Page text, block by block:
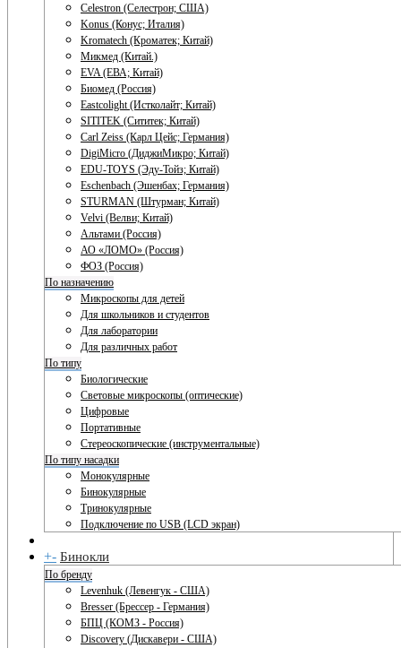
Celestron (Селестрон; США)
Konus (Конус; Италия)
Kromatech (Кроматек; Китай)
Микмед (Китай.)
EVA (ЕВА; Китай)
Биомед (Россия)
Eastcolight (Истколайт; Китай)
SITITEK (Сититек; Китай)
Carl Zeiss (Карл Цейс; Германия)
DigiMicro (ДиджиМикро; Китай)
EDU-TOYS (Эду-Тойз; Китай)
Eschenbach (Эшенбах; Германия)
STURMAN (Штурман; Китай)
Velvi (Велви; Китай)
Альтами (Россия)
АО «ЛОМО» (Россия)
ФОЗ (Россия)
По назначению
Микроскопы для детей
Для школьников и студентов
Для лаборатории
Для различных работ
По типу
Биологические
Световые микроскопы (оптические)
Цифровые
Портативные
Стереоскопические (инструментальные)
По типу насадки
Монокулярные
Бинокулярные
Тринокулярные
Подключение по USB (LCD экран)
+- Бинокли
По бренду
Levenhuk (Левенгук - США)
Bresser (Брессер - Германия)
БПЦ (КОМЗ - Россия)
Discovery (Дискавери - США)